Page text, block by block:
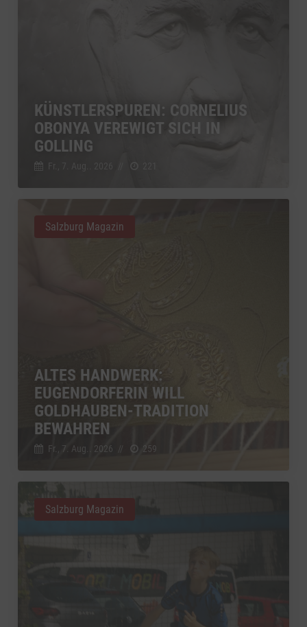
KÜNSTLERSPUREN: CORNELIUS
OBONYA VEREWIGT SICH IN
GOLLING
ALTES HANDWERK:
EUGENDORFERIN WILL
GOLDHAUBEN-TRADITION
BEWAHREN
Fr., 7. Aug.. 2026 // 259
Salzburg Magazin
Salzburg Magazin